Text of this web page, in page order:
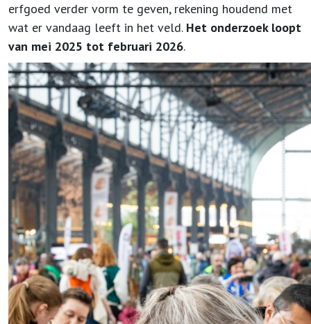
erfgoed verder vorm te geven, rekening houdend met
wat er vandaag leeft in het veld. Het onderzoek loopt
van mei 2025 tot februari 2026.